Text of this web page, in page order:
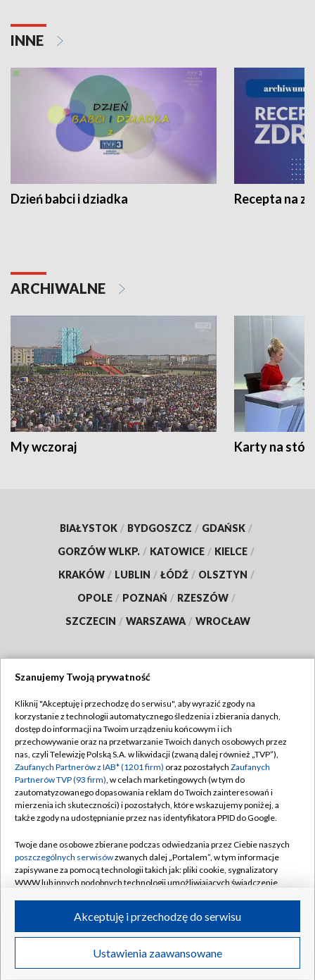
INNE
Dzień babci i dziadka Recepta na
ARCHIWALNE
My wczoraj Karty na
BIAŁYSTOK / BYDGOSZCZ / GDAŃSK /
GORZÓW WLKP. / KATOWICE / KIELCE /
KRAKÓW / LUBLIN / ŁÓDŹ / OLSZTYN /
OPOLE / POZNAŃ / RZESZÓW /
SZCZECIN / WARSZAWA / WROCŁAW
TVP
Abonament TVP
Emisja w TVP
Centrum informacji TVP
Naziemna Telewizja Cyfrowa
Rada Programowa
System NOS
Informacje o nadawcy
Program dla prasy
Ogłoszenie przetargowe
Regulamin TVP
Polityka prywatności
Moje zgody
Pomoc
Kontakt
Kanały
©2026 Telewizja Polska S.A. w likwidacji
Szanujemy Twoją prywatność
Kliknij "Akceptuję i przechodzę do serwisu", aby wyrazić zgody na
korzystanie z technologii automatycznego śledzenia i zbierania danych,
dostęp do informacji na Twoim urządzeniu końcowym i ich
przechowywanie oraz na przetwarzanie Twoich danych osobowych przez
nas, czyli Telewizję Polską S.A. w likwidacji (zwaną dalej również „TVP”),
Zaufanych Partnerów z IAB* (1201 firm) oraz pozostałych Zaufanych
Partnerów TVP (93 firm), w celach marketingowych (w tym do
zautomatyzowanego dopasowania reklam do Twoich zainteresowań i
mierzenia ich skuteczności) i pozostałych, które wskazujemy poniżej, a
także zgody na udostępnianie przez nas identyfikatora PPID do Google.
Twoje dane osobowe zbierane podczas odwiedzania przez Ciebie naszych
poszczególnych serwisówzwanych dalej „Portalem”, w tym informacje
zapisywane za pomocą technologii takich jak: pliki cookie, sygnalizatory
WWW lub innych podobnych technologii umożliwiających świadczenie
ruchu w Internecie.
Twoje dane osobowe zbierane podczas odwiedzania przez Ciebie
poszczególnych serwisówna Portalu, takie jak adresy IP, identyfikatory
Ustawienia zaawansowane
Akceptuję i przechodzę do serwisu